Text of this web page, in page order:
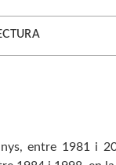
entre 1981 i